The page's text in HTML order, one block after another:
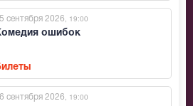
ошибок
сентября 2026 , 19:00
сентября 2026 , 19:00